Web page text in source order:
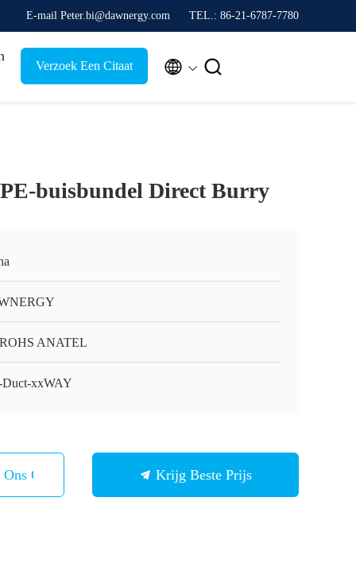
E-mail Peter.bi@dawnergy.com TEL.: 86-21-6787-7780
Verzoek Een Citaat  
buisbundel Direct Burry
ANATEL
xxWAY
Op Krijg Beste Prijs